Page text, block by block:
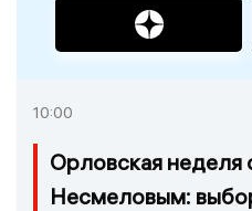
10:00
Орловская неделя
Несмеловым: